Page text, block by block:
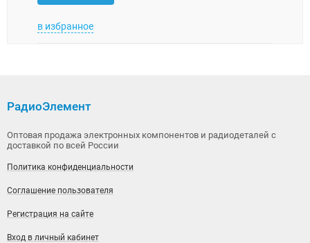
в избранное
РадиоЭлемент
Оптовая продажа электронных компонентов и радиодеталей с
доставкой по всей России
Политика конфиденциальности
Соглашение пользователя
Регистрация на сайте
Вход в личный кабинет